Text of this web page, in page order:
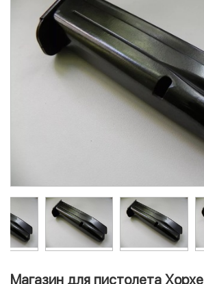
Магазин для пистолета Хорхе